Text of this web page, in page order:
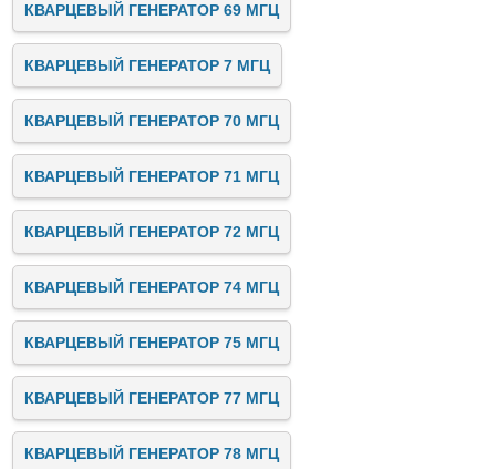
КВАРЦЕВЫЙ ГЕНЕРАТОР 69 МГЦ
КВАРЦЕВЫЙ ГЕНЕРАТОР 7 МГЦ
КВАРЦЕВЫЙ ГЕНЕРАТОР 70 МГЦ
КВАРЦЕВЫЙ ГЕНЕРАТОР 71 МГЦ
КВАРЦЕВЫЙ ГЕНЕРАТОР 72 МГЦ
КВАРЦЕВЫЙ ГЕНЕРАТОР 74 МГЦ
КВАРЦЕВЫЙ ГЕНЕРАТОР 75 МГЦ
КВАРЦЕВЫЙ ГЕНЕРАТОР 77 МГЦ
КВАРЦЕВЫЙ ГЕНЕРАТОР 78 МГЦ